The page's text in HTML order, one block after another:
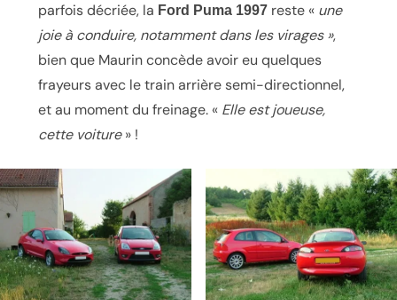
parfois décriée, la Ford Puma 1997reste « une
joie à conduire, notamment dans les virages »,
bien que Maurin concède avoir eu quelques
frayeurs avec le train arrière semi-directionnel,
et au moment du freinage. « Elle est joueuse,
cette voiture» !